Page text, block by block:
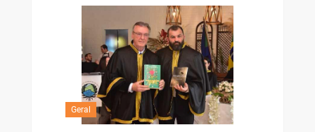
Geral